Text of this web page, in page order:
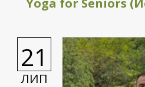
Yoga for Seniors
ЛИП
21